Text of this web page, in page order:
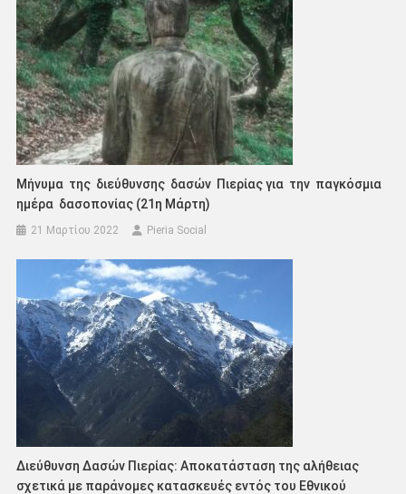
Μήνυμα της διεύθυνσης δασών Πιερίας για την παγκόσμια
ημέρα δασοπονίας (21η Μάρτη)
21 Μαρτίου 2022 Pieria Social
Διεύθυνση Δασών Πιερίας: Αποκατάσταση της αλήθειας
σχετικά με παράνομες κατασκευές εντός του Εθνικού